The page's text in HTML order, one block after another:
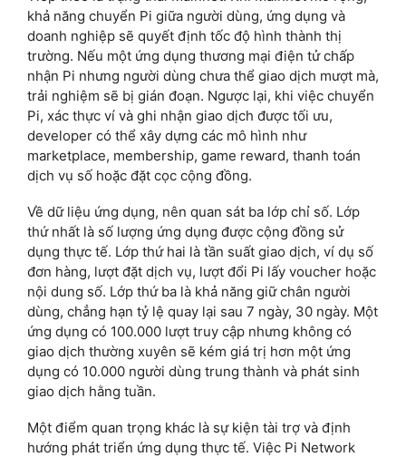
khả năng chuyển Pi giữa người dùng, ứng dụng và
doanh nghiệp sẽ quyết định tốc độ hình thành thị
trường. Nếu một ứng dụng thương mại điện tử chấp
nhận Pi nhưng người dùng chưa thể giao dịch mượt mà,
trải nghiệm sẽ bị gián đoạn. Ngược lại, khi việc chuyển
Pi, xác thực ví và ghi nhận giao dịch được tối ưu,
developer có thể xây dựng các mô hình như
marketplace, membership, game reward, thanh toán
dịch vụ số hoặc đặt cọc cộng đồng.
Về dữ liệu ứng dụng, nên quan sát ba lớp chỉ số. Lớp
thứ nhất là số lượng ứng dụng được cộng đồng sử
dụng thực tế. Lớp thứ hai là tần suất giao dịch, ví dụ số
đơn hàng, lượt đặt dịch vụ, lượt đổi Pi lấy voucher hoặc
nội dung số. Lớp thứ ba là khả năng giữ chân người
dùng, chẳng hạn tỷ lệ quay lại sau 7 ngày, 30 ngày. Một
ứng dụng có 100.000 lượt truy cập nhưng không có
giao dịch thường xuyên sẽ kém giá trị hơn một ứng
dụng có 10.000 người dùng trung thành và phát sinh
giao dịch hằng tuần.
Một điểm quan trọng khác là sự kiện tài trợ và định
hướng phát triển ứng dụng thực tế. Việc Pi Network